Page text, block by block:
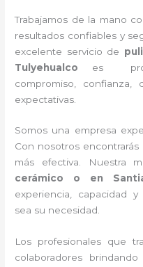
Trabajamos de la mano
resultados confiables y
excelente servicio de
Tulyehualco es
compromiso,
expectativas.
Somos una empresa
Con nosotros
más efectiva. Nuestra
cerámico
o en
experiencia, capacidad
sea su necesidad.
Los profesionales que
colaboradores